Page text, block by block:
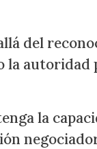
del
la
la